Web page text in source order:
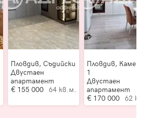
Пловдив, Съдийски
Двустаен
апартамент
155 000 64 кв.м.
Пловдив,
1
Двустаен
апартамент
170 000 62